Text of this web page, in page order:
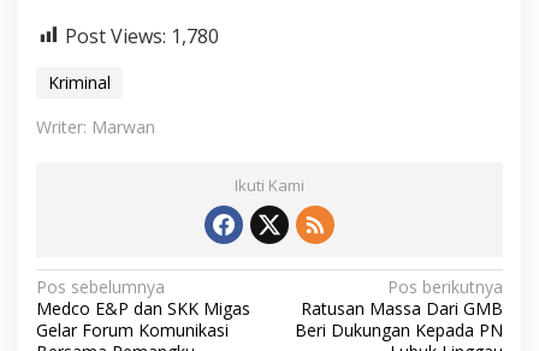
Post Views: 1,780
Kriminal
Writer: Marwan
Ikuti Kami
N
a
Pos sebelumnya
Medco E&P dan SKK Migas
Gelar Forum Komunikasi
Pos berikutnya
Ratusan Massa Dari GMB
Beri Dukungan Kepada PN